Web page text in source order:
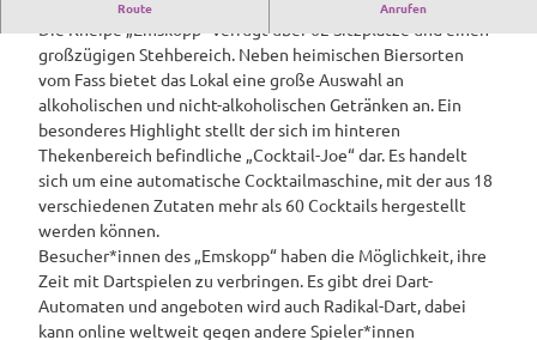
Route Anrufen
Die Kneipe „Emskopp“ verfügt über 62 Sitzplätze und einen
großzügigen Stehbereich. Neben heimischen Biersorten
vom Fass bietet das Lokal eine große Auswahl an
alkoholischen und nicht-alkoholischen Getränken an. Ein
besonderes Highlight stellt der sich im hinteren
Thekenbereich befindliche „Cocktail-Joe“ dar. Es handelt
sich um eine automatische Cocktailmaschine, mit der aus 18
verschiedenen Zutaten mehr als 60 Cocktails hergestellt
werden können.
Besucher*innen des „Emskopp“ haben die Möglichkeit, ihre
Zeit mit Dartspielen zu verbringen. Es gibt drei Dart-
Automaten und angeboten wird auch Radikal-Dart, dabei
kann online weltweit gegen andere Spieler*innen